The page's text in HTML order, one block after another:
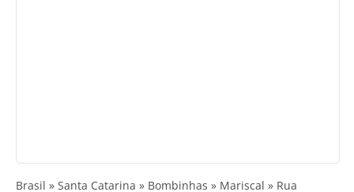
Brasil » Santa Catarina » Bombinhas » Mariscal » Rua